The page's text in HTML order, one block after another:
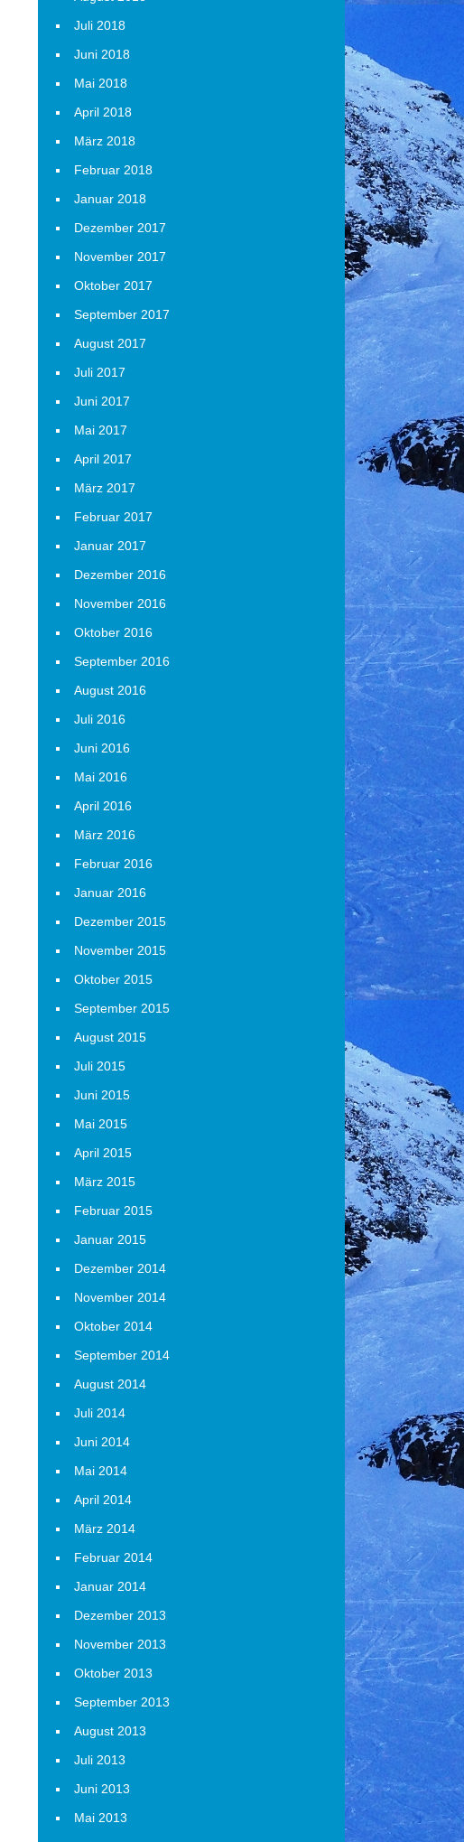
Juli 2018
Juni 2018
Mai 2018
April 2018
März 2018
Februar 2018
Januar 2018
Dezember 2017
November 2017
Oktober 2017
September 2017
August 2017
Juli 2017
Juni 2017
Mai 2017
April 2017
März 2017
Februar 2017
Januar 2017
Dezember 2016
November 2016
Oktober 2016
September 2016
August 2016
Juli 2016
Juni 2016
Mai 2016
April 2016
März 2016
Februar 2016
Januar 2016
Dezember 2015
November 2015
Oktober 2015
September 2015
August 2015
Juli 2015
Juni 2015
Mai 2015
April 2015
März 2015
Februar 2015
Januar 2015
Dezember 2014
November 2014
Oktober 2014
September 2014
August 2014
Juli 2014
Juni 2014
Mai 2014
April 2014
März 2014
Februar 2014
Januar 2014
Dezember 2013
November 2013
Oktober 2013
September 2013
August 2013
Juli 2013
Juni 2013
Mai 2013